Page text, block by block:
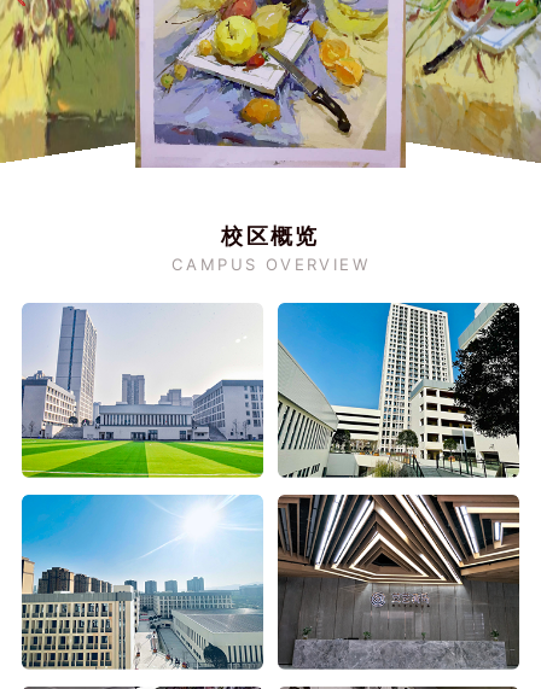
校区概览
CAMPUS OVERVIEW